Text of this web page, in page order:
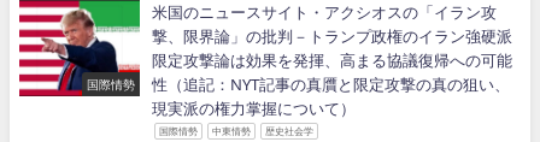
国際情勢
米国のニュースサイト・アクシオスの「イラン攻
撃、限界論」の批判－トランプ政権のイラン強硬派
限定攻撃論は効果を発揮、高まる協議復帰への可能
性（追記：NYT記事の真贋と限定攻撃の真の狙い、
現実派の権力掌握について）
国際情勢 中東情勢 歴史社会学